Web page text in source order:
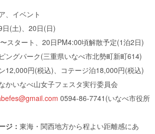
、イベント
(土)、20日(日)
スタート、20日PM4:00頃解散予定(1泊2日)
ングパーク(三重県いなべ市北勢町新町614)
12,000円(税込)、コテージ泊18,000円(税込)
かいなべ山女子フェスタ実行委員会
0594-86-7741(いなべ市役所
ジ： 東海・関西地方から程よい距離感にあ